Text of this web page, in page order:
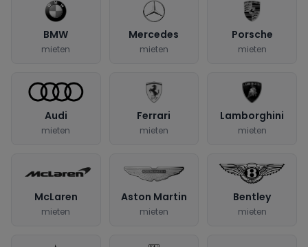
BMW
mieten
Mercedes
mieten
Porsche
mieten
Audi
mieten
Ferrari
mieten
Lamborghini
mieten
McLaren
mieten
Aston Martin
mieten
Bentley
mieten